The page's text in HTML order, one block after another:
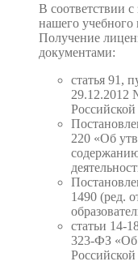
В соответствии с
нашего учебного
Получение
документами:
статья 91,
29.12.2012
220 «Об
1490 (ред.
статьи 14-
323-ФЗ «Об